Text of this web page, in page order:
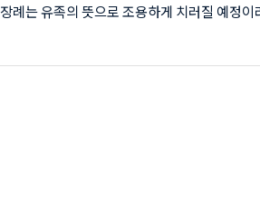
장례는 유족의 뜻으로 조용하게 치러질 예정